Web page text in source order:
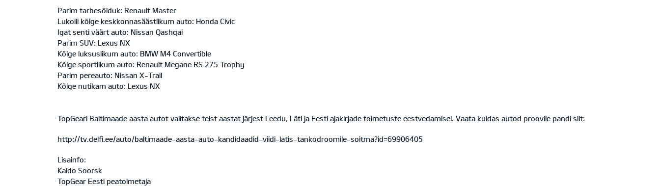
Parim tarbesõiduk: Renault Master
Lukoili kõige keskkonnasäästlikum auto: Honda Civic
Igat senti väärt auto: Nissan Qashqai
Parim SUV: Lexus NX
Kõige luksuslikum auto: BMW M4 Convertible
Kõige sportlikum auto: Renault Megane RS 275 Trophy
Parim pereauto: Nissan X-Trail
Kõige nutikam auto: Lexus NX
TopGeari Baltimaade aasta autot valitakse teist aastat järjest Leedu, Läti ja Eesti ajakirjade toimetuste eestvedamisel. Vaata kuidas autod proovile pandi siit:
http://tv.delfi.ee/auto/baltimaade-aasta-auto-kandidaadid-viidi-latis-tankodroomile-soitma?id=69906405
Lisainfo:
Kaido Soorsk
TopGear Eesti peatoimetaja